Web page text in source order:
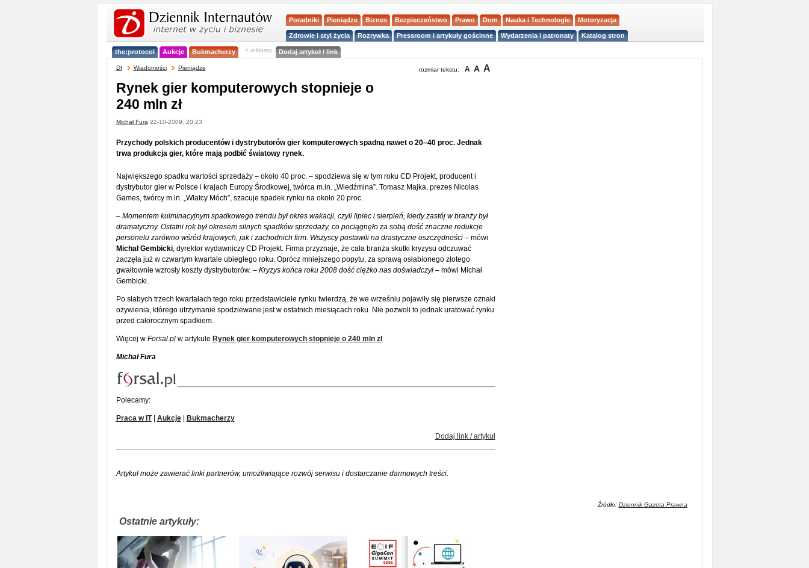
Poradniki Pieniądze Biznes Bezpieczeństwo Prawo Dom Nauka i Technologie Motoryzacja
Zdrowie i styl życia Rozrywka Pressroom i artykuły gościnne Wydarzenia i patronaty Katalog stron
the:protocol Aukcje Bukmacherzy < reklama Dodaj artykuł / link
DI Wiadomości Pieniądze rozmiar tekstu: A A A
Rynek gier komputerowych stopnieje o
240 mln zł
Michał Fura 22-10-2009, 20:23
Przychody polskich producentów i dystrybutorów gier komputerowych spadną nawet o 20–40 proc. Jednak
trwa produkcja gier, które mają podbić światowy rynek.
Największego spadku wartości sprzedaży – około 40 proc. – spodziewa się w tym roku CD Projekt, producent i
dystrybutor gier w Polsce i krajach Europy Środkowej, twórca m.in. „Wiedźmina”. Tomasz Majka, prezes Nicolas
Games, twórcy m.in. „Włatcy Móch”, szacuje spadek rynku na około 20 proc.
– Momentem kulminacyjnym spadkowego trendu był okres wakacji, czyli lipiec i sierpień, kiedy zastój w branży był
dramatyczny. Ostatni rok był okresem silnych spadków sprzedaży, co pociągnęło za sobą dość znaczne redukcje
personelu zarówno wśród krajowych, jak i zachodnich firm. Wszyscy postawili na drastyczne oszczędności – mówi
Michał Gembicki, dyrektor wydawniczy CD Projekt. Firma przyznaje, że cała branża skutki kryzysu odczuwać
zaczęła już w czwartym kwartale ubiegłego roku. Oprócz mniejszego popytu, za sprawą osłabionego złotego
gwałtownie wzrosły koszty dystrybutorów. – Kryzys końca roku 2008 dość ciężko nas doświadczył – mówi Michał
Gembicki.
Po słabych trzech kwartałach tego roku przedstawiciele rynku twierdzą, że we wrześniu pojawiły się pierwsze oznaki
ożywienia, którego utrzymanie spodziewane jest w ostatnich miesiącach roku. Nie pozwoli to jednak uratować rynku
przed całorocznym spadkiem.
Więcej w Forsal.pl w artykule Rynek gier komputerowych stopnieje o 240 mln zł
Michał Fura
Polecamy:
Praca w IT| Aukcje| Bukmacherzy
Dodaj link / artykuł
Artykuł może zawierać linki partnerów, umożliwiające rozwój serwisu i dostarczanie darmowych treści.
Źródło: Dziennik Gazeta Prawna
Ostatnie artykuły: